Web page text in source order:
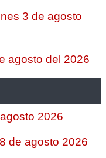
3 de agosto
agosto del 2026
2026
de agosto 2026